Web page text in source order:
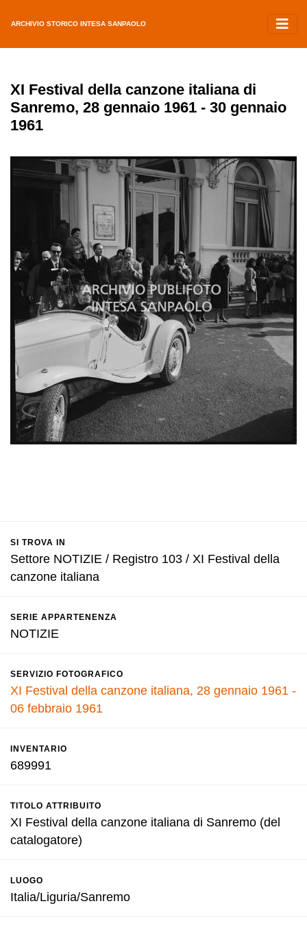
ARCHIVIO STORICO INTESA SANPAOLO
XI Festival della canzone italiana di
Sanremo, 28 gennaio 1961 - 30 gennaio
1961
SI TROVA IN
Settore NOTIZIE / Registro 103 / XI Festival della
canzone italiana
SERIE APPARTENENZA
NOTIZIE
SERVIZIO FOTOGRAFICO
XI Festival della canzone italiana, 28 gennaio 1961 -
06 febbraio 1961
INVENTARIO
689991
TITOLO ATTRIBUITO
XI Festival della canzone italiana di Sanremo (del
catalogatore)
LUOGO
Italia/Liguria/Sanremo